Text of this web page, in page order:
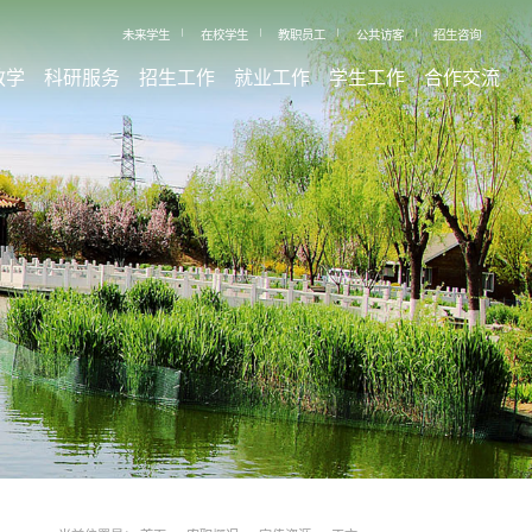
未来学生 在校学生 教职员工 公共访客 招生咨询
学 科研服务 招生工作 就业工作 学生工作 合作交流